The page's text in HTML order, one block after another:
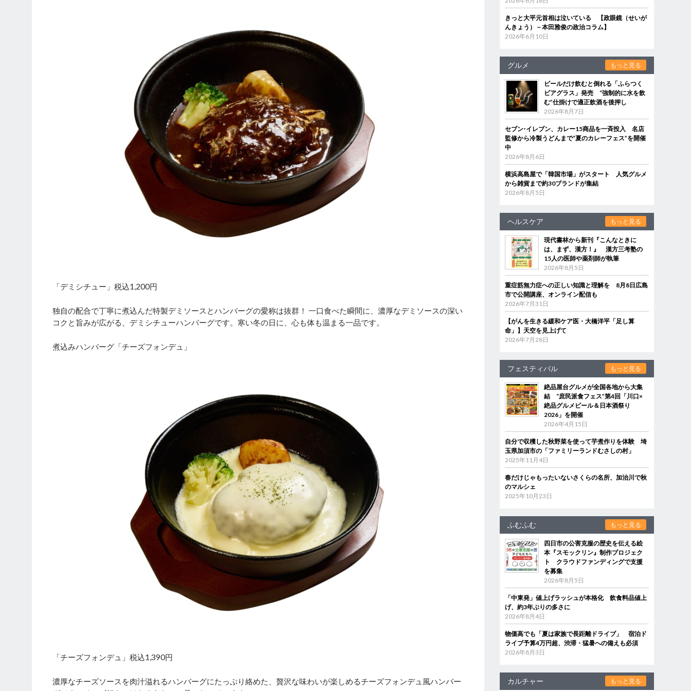
「デミシチュー」税込1,200円
独自の配合で丁寧に煮込んだ特製デミソースとハンバーグの愛称は抜群！ 一口食べた瞬間に、濃厚なデミソースの深い
コクと旨みが広がる、デミシチューハンバーグです。寒い冬の日に、心も体も温まる一品です。
煮込みハンバーグ「チーズフォンデュ」
「チーズフォンデュ」税込1,390円
濃厚なチーズソースを肉汁溢れるハンバーグにたっぷり絡めた、贅沢な味わいが楽しめるチーズフォンデュ風ハンバー
きっと大平元首相は泣いている 【政眼鏡（せいが
んきょう）－本田雅俊の政治コラム】
2026年6月10日
グルメ もっと見る
ビールだけ飲むと倒れる「ふらつく
ビアグラス」発売 “強制的に水を飲
む”仕掛けで適正飲酒を後押し
2026年8月7日
セブン‐イレブン、カレー15商品を一斉投入 名店
監修から冷製うどんまで“夏のカレーフェス”を開催
中
2026年8月6日
横浜高島屋で「韓国市場」がスタート 人気グルメ
から雑貨まで約30ブランドが集結
2026年8月5日
ヘルスケア もっと見る
現代書林から新刊『こんなときに
は、まず、漢方！』 漢方三考塾の
15人の医師や薬剤師が執筆
2026年8月5日
重症筋無力症への正しい知識と理解を 8月8日広島
市で公開講座、オンライン配信も
2026年7月31日
【がんを生きる緩和ケア医・大橋洋平「足し算
命」】天空を見上げて
2026年7月28日
フェスティバル もっと見る
絶品屋台グルメが全国各地から大集
結 “庶民派食フェス”第4回「川口×
絶品グルメビール＆日本酒祭り
2026」を開催
2026年4月15日
自分で収穫した秋野菜を使って芋煮作りを体験 埼
玉県加須市の「ファミリーランドむさしの村」
2025年11月4日
春だけじゃもったいないさくらの名所、加治川で秋
のマルシェ
2025年10月23日
ふむふむ もっと見る
四日市の公害克服の歴史を伝える絵
本『スモックリン』制作プロジェク
ト クラウドファンディングで支援
を募集
2026年8月5日
「中東発」値上げラッシュが本格化 飲食料品値上
げ、約3年ぶりの多さに
2026年8月4日
物価高でも「夏は家族で長距離ドライブ」 宿泊ド
ライブ予算4万円超、渋滞・猛暑への備えも必須
2026年8月3日
カルチャー もっと見る